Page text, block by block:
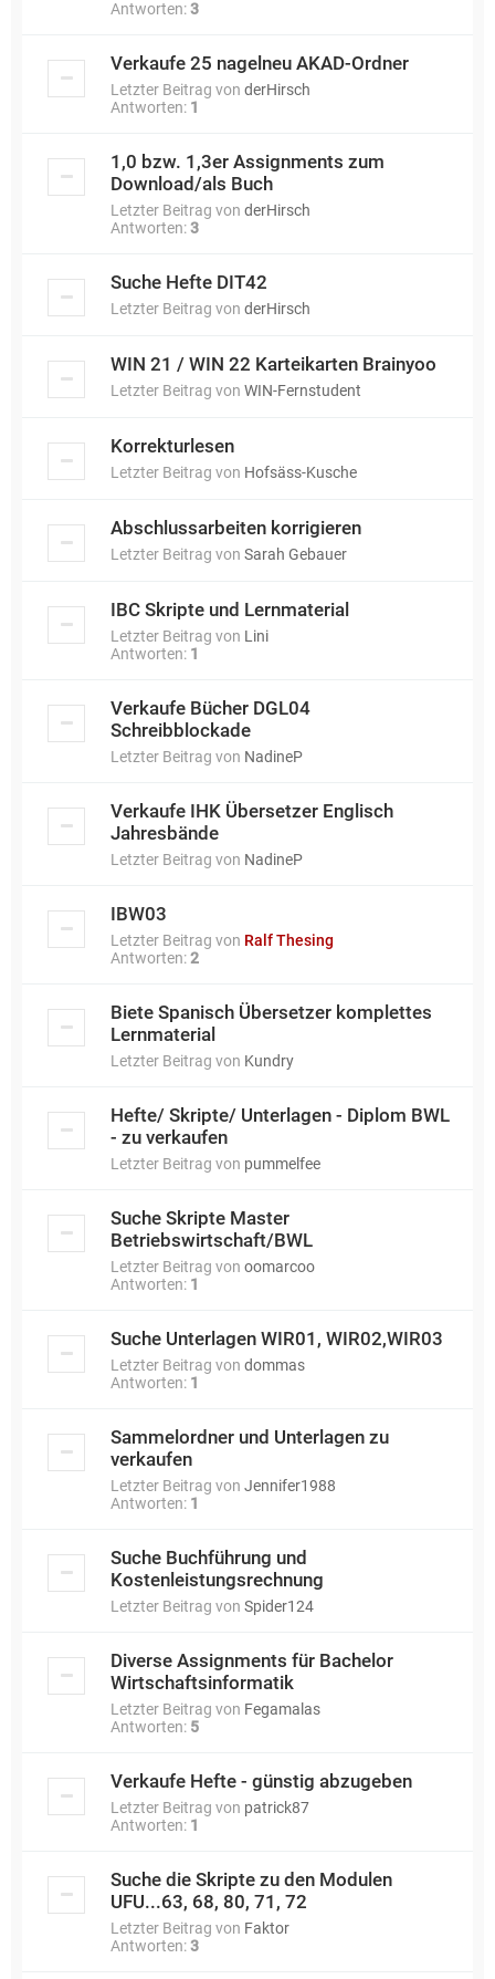
Antworten:3
Verkaufe 25 nagelneu AKAD-Ordner
Letzter Beitrag von derHirsch
Antworten: 1
1,0 bzw. 1,3er Assignments zum
Download/als Buch
Letzter Beitrag von derHirsch
Antworten:3
Suche Hefte DIT42
Letzter Beitrag von derHirsch
WIN 21 / WIN 22 Karteikarten Brainyoo
Letzter Beitrag von WIN-Fernstudent
Korrekturlesen
Letzter Beitrag von Hofsäss-Kusche
Abschlussarbeiten korrigieren
Letzter Beitrag von Sarah Gebauer
IBC Skripte und Lernmaterial
Letzter Beitrag von Lini
Antworten: 1
Verkaufe Bücher DGL04
Schreibblockade
Letzter Beitrag von NadineP
Verkaufe IHK Übersetzer Englisch
Jahresbände
Letzter Beitrag von NadineP
IBW03
Letzter Beitrag von Ralf Thesing
Antworten:2
Biete Spanisch Übersetzer komplettes
Lernmaterial
Letzter Beitrag von Kundry
Hefte/ Skripte/ Unterlagen - Diplom BWL
- zu verkaufen
Letzter Beitrag von pummelfee
Suche Skripte Master
Betriebswirtschaft/BWL
Letzter Beitrag von oomarcoo
Antworten: 1
Suche Unterlagen WIR01, WIR02,WIR03
Letzter Beitrag von dommas
Antworten: 1
Sammelordner und Unterlagen zu
verkaufen
Letzter Beitrag von Jennifer1988
Antworten: 1
Suche Buchführung und
Kostenleistungsrechnung
Letzter Beitrag von Spider124
Diverse Assignments für Bachelor
Wirtschaftsinformatik
Letzter Beitrag von Fegamalas
Antworten: 5
Verkaufe Hefte - günstig abzugeben
Letzter Beitrag von patrick87
Antworten: 1
Suche die Skripte zu den Modulen
UFU...63, 68, 80, 71, 72
Letzter Beitrag von Faktor
Antworten:3